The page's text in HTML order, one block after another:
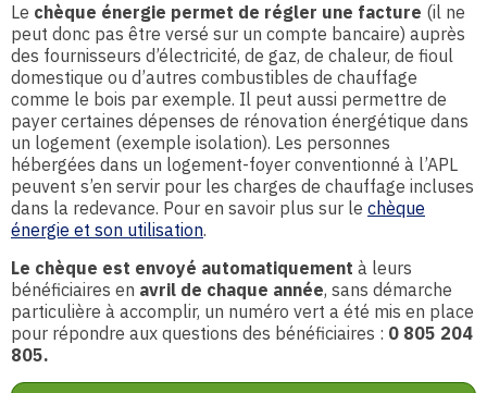
Le chèque énergie permet de régler une facture (il ne
peut donc pas être versé sur un compte bancaire) auprès
des fournisseurs d’électricité, de gaz, de chaleur, de fioul
domestique ou d’autres combustibles de chauffage
comme le bois par exemple. Il peut aussi permettre de
payer certaines dépenses de rénovation énergétique dans
un logement (exemple isolation). Les personnes
hébergées dans un logement-foyer conventionné à l’APL
peuvent s’en servir pour les charges de chauffage incluses
dans la redevance. Pour en savoir plus sur le chèque
énergie et son utilisation.
Le chèque est envoyé automatiquement à leurs
bénéficiaires en avril de chaque année, sans démarche
particulière à accomplir, un numéro vert a été mis en place
pour répondre aux questions des bénéficiaires : 0 805 204
805.